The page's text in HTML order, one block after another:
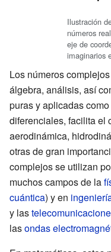
Ilustración
números
eje de
imaginarios
Los números
álgebra, análisis, así
puras y aplicadas
diferenciales, facilita el
aerodinámica,
otras de gran
complejos se utilizan
muchos campos de la
cuántica) y en
y las
lasondas